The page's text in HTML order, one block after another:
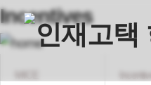
Incentives